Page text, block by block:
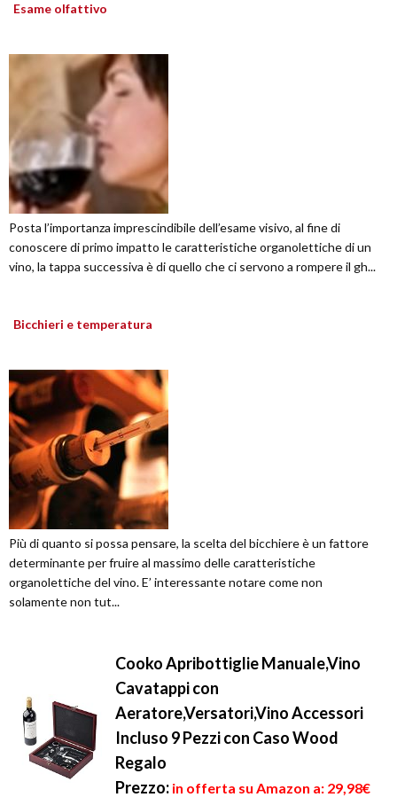
Esame olfattivo
Posta l’importanza imprescindibile dell’esame visivo, al fine di
conoscere di primo impatto le caratteristiche organolettiche di un
vino, la tappa successiva è di quello che ci servono a rompere il gh...
Bicchieri e temperatura
Più di quanto si possa pensare, la scelta del bicchiere è un fattore
determinante per fruire al massimo delle caratteristiche
organolettiche del vino. E’ interessante notare come non
solamente non tut...
Cooko Apribottiglie Manuale,Vino
Cavatappi con
Aeratore,Versatori,Vino Accessori
Incluso 9 Pezzi con Caso Wood
Regalo
Prezzo: in offerta su Amazon a: 29,98€